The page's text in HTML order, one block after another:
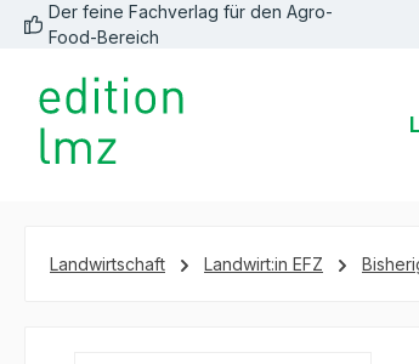
Zur Hauptnavigation springen
Der feine Fachverlag für den Agro-
Food-Bereich
Landwirtschaft Landwirt:in EFZ